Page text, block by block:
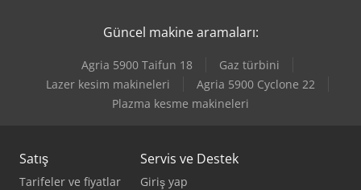
Güncel makine aramaları:
Agria 5900 Taifun 18
Gaz türbini
Lazer kesim makineleri
Agria 5900 Cyclone 22
Plazma kesme makineleri
Satış
Tarifeler ve fiyatlar
Servis ve Destek
Giriş yap